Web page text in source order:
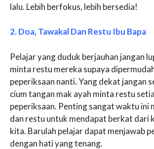
lalu. Lebih berfokus, lebih bersedia!
2. Doa, Tawakal Dan Restu Ibu Bapa
Pelajar yang duduk berjauhan jangan
minta restu mereka supaya
peperiksaan nanti.Yang dekat jangan
cium tangan mak ayah minta restu
peperiksaan. Penting sangat waktu ini
dan restu untuk mendapat berkat dari
kita. Barulah pelajar dapat menjawab
dengan hati yang tenang.